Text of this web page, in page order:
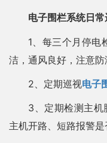
电子围栏系统日
1、每三个月停电
洁，通风良好，注意防
2、定期巡视电子
3、定期检测主
主机开路、短路报警是